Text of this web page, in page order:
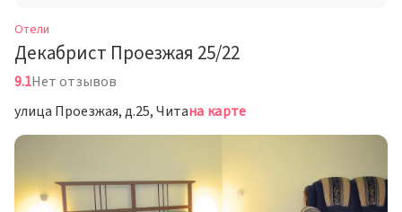
Отели
Декабрист Проезжая 25/22
9.1Нет отзывов
улица Проезжая, д.25, Читана карте